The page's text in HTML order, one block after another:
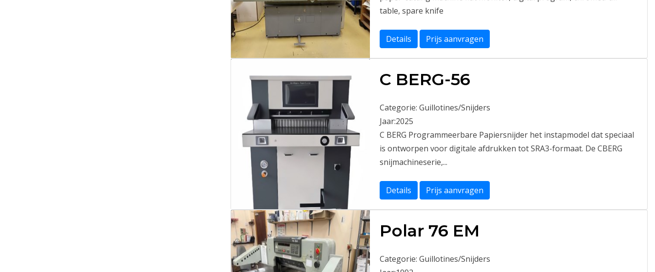
table, spare knife
Details Prijs aanvragen
C BERG-56
Categorie: Guillotines/Snijders
Jaar:2025
C BERG Programmeerbare Papiersnijder het instapmodel dat speciaal
is ontworpen voor digitale afdrukken tot SRA3-formaat. De CBERG
snijmachineserie,...
Details Prijs aanvragen
Polar 76 EM
Categorie: Guillotines/Snijders